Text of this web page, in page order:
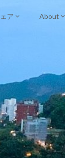
ア About